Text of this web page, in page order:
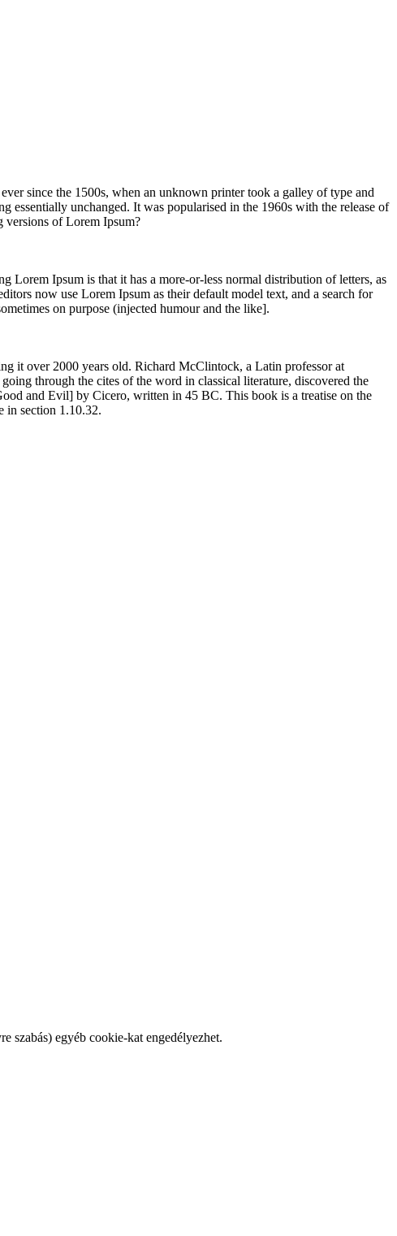
since the 1500s, when an unknown printer took a galley of type and
essentially unchanged. It was popularised in the 1960s with the release of
versions of Lorem Ipsum?
Lorem Ipsum is that it has a more-or-less normal distribution of letters, as
now use Lorem Ipsum as their default model text, and a search for
on purpose (injected humour and the like].
it over 2000 years old. Richard McClintock, a Latin professor at
through the cites of the word in classical literature, discovered the
and Evil] by Cicero, written in 45 BC. This book is a treatise on the
in section 1.10.32.
szabás) egyéb cookie-kat engedélyezhet.